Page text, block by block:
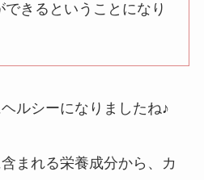
きるということになり
ルシーになりましたね♪
まれる栄養成分から、カ